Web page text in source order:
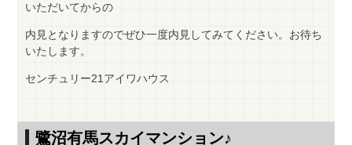
いただいてからの
内見となりますのでぜひ一度内見してみてください。お待ち
いたします。
センチュリー21アイワハウス
鷺沼有馬スカイマンション♪